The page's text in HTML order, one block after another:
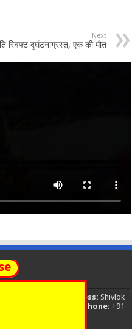
Next
स्विफ्ट दुर्घटनाग्रस्त, एक की मौत
Address: Shivlok
248001, India
Phone: +91